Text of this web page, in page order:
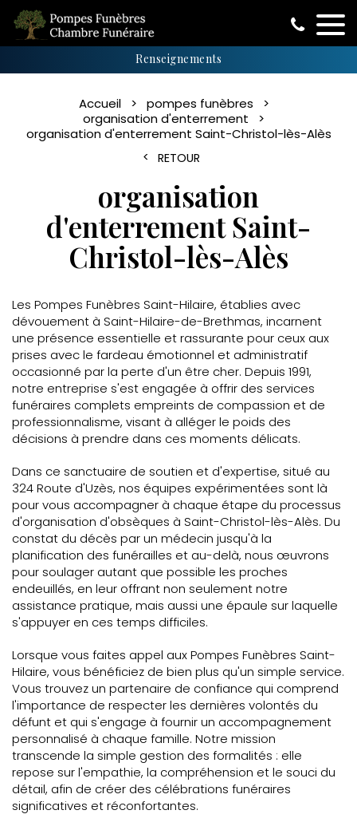
Renseignements
Accueil
pompes funèbres
organisation d'enterrement
organisation d'enterrement Saint-Christol-lès-Alès
RETOUR
organisation
d'enterrement Saint-
Christol-lès-Alès
Les Pompes Funèbres Saint-Hilaire, établies avec
dévouement à Saint-Hilaire-de-Brethmas, incarnent
une présence essentielle et rassurante pour ceux aux
prises avec le fardeau émotionnel et administratif
occasionné par la perte d'un être cher. Depuis 1991,
notre entreprise s'est engagée à offrir des services
funéraires complets empreints de compassion et de
professionnalisme, visant à alléger le poids des
décisions à prendre dans ces moments délicats.
Dans ce sanctuaire de soutien et d'expertise, situé au
324 Route d'Uzès, nos équipes expérimentées sont là
pour vous accompagner à chaque étape du processus
d'organisation d'obsèques à Saint-Christol-lès-Alès. Du
constat du décès par un médecin jusqu'à la
planification des funérailles et au-delà, nous œuvrons
pour soulager autant que possible les proches
endeuillés, en leur offrant non seulement notre
assistance pratique, mais aussi une épaule sur laquelle
s'appuyer en ces temps difficiles.
Lorsque vous faites appel aux Pompes Funèbres Saint-
Hilaire, vous bénéficiez de bien plus qu'un simple service.
Vous trouvez un partenaire de confiance qui comprend
l'importance de respecter les dernières volontés du
défunt et qui s'engage à fournir un accompagnement
personnalisé à chaque famille. Notre mission
transcende la simple gestion des formalités : elle
repose sur l'empathie, la compréhension et le souci du
détail, afin de créer des célébrations funéraires
significatives et réconfortantes.